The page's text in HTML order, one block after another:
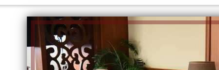
إلهام شرشر تكتب: دي مبقتش كورة..
دي سياسة
الكاتبة إلهام شرشر تهنئ الرئيس
السيسي بعيد ميلاده وتُشيد بجهوده